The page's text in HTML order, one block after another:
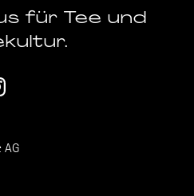
für Tee und
AG